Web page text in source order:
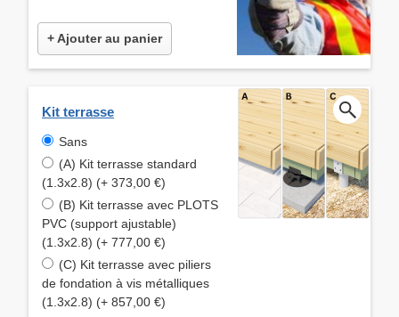
+ Ajouter au panier
Kit terrasse
Sans
(A) Kit terrasse standard
(1.3x2.8) (+ 373,00 €)
(B) Kit terrasse avec PLOTS
PVC (support ajustable)
(1.3x2.8) (+ 777,00 €)
(C) Kit terrasse avec piliers
de fondation à vis métalliques
(1.3x2.8) (+ 857,00 €)